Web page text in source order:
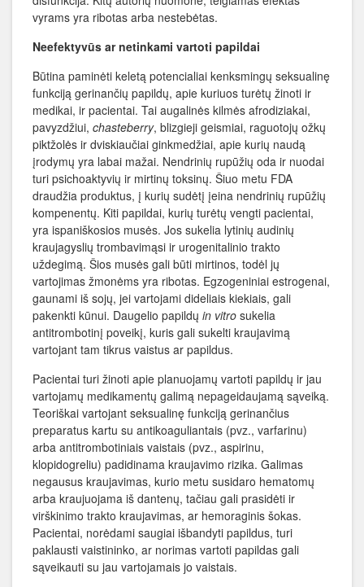
vyrams yra ribotas arba nestebėtas.
Neefektyvūs ar netinkami vartoti papildai
Būtina paminėti keletą potencialiai kenksmingų seksualinę
funkciją gerinančių papildų, apie kuriuos turėtų žinoti ir
medikai, ir pacientai. Tai augalinės kilmės afrodiziakai,
pavyzdžiui, chasteberry, blizgieji geismiai, raguotojų ožkų
piktžolės ir dviskiaučiai ginkmedžiai, apie kurių naudą
įrodymų yra labai mažai. Nendrinių rupūžių oda ir nuodai
turi psichoaktyvių ir mirtinų toksinų. Šiuo metu FDA
draudžia produktus, į kurių sudėtį įeina nendrinių rupūžių
kompenentų. Kiti papildai, kurių turėtų vengti pacientai,
yra ispaniškosios musės. Jos sukelia lytinių audinių
kraujagyslių trombavimąsi ir urogenitalinio trakto
uždegimą. Šios musės gali būti mirtinos, todėl jų
vartojimas žmonėms yra ribotas. Egzogeniniai estrogenai,
gaunami iš sojų, jei vartojami dideliais kiekiais, gali
pakenkti kūnui. Daugelio papildų in vitro sukelia
antitrombotinį poveikį, kuris gali sukelti kraujavimą
vartojant tam tikrus vaistus ar papildus.
Pacientai turi žinoti apie planuojamų vartoti papildų ir jau
vartojamų medikamentų galimą nepageidaujamą sąveiką.
Teoriškai vartojant seksualinę funkciją gerinančius
preparatus kartu su antikoaguliantais (pvz., varfarinu)
arba antitrombotiniais vaistais (pvz., aspirinu,
klopidogreliu) padidinama kraujavimo rizika. Galimas
negausus kraujavimas, kurio metu susidaro hematomų
arba kraujuojama iš dantenų, tačiau gali prasidėti ir
virškinimo trakto kraujavimas, ar hemoraginis šokas.
Pacientai, norėdami saugiai išbandyti papildus, turi
paklausti vaistininko, ar norimas vartoti papildas gali
sąveikauti su jau vartojamais jo vaistais.